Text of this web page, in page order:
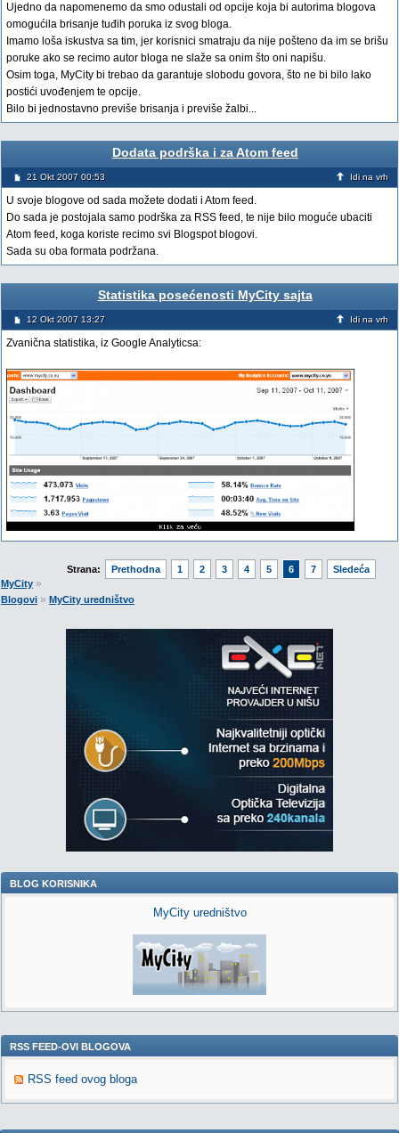
Ujedno da napomenemo da smo odustali od opcije koja bi autorima blogova
omogućila brisanje tuđih poruka iz svog bloga.
Imamo loša iskustva sa tim, jer korisnici smatraju da nije pošteno da im se brišu
poruke ako se recimo autor bloga ne slaže sa onim što oni napišu.
Osim toga, MyCity bi trebao da garantuje slobodu govora, što ne bi bilo lako
postići uvođenjem te opcije.
Bilo bi jednostavno previše brisanja i previše žalbi...
Dodata podrška i za Atom feed
21 Okt 2007 00:53 Idi na vrh
U svoje blogove od sada možete dodati i Atom feed.
Do sada je postojala samo podrška za RSS feed, te nije bilo moguće ubaciti
Atom feed, koga koriste recimo svi Blogspot blogovi.
Sada su oba formata podržana.
Statistika posećenosti MyCity sajta
12 Okt 2007 13:27 Idi na vrh
Zvanična statistika, iz Google Analyticsa:
Strana: Prethodna 1 2 3 4 5 6 7
Sledeća
MyCity »
Blogovi » MyCity uredništvo
BLOG KORISNIKA
MyCity uredništvo
RSS FEED-OVI BLOGOVA
RSS feed ovog bloga